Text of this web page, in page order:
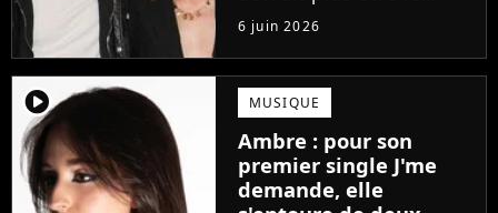
directeur de la Star
Academy lors de la
saison 2026. Et pour lui
succéder, c'est un
ancien gagnant de
l'émission de TF1 qui
sera aujourd'hui...
6 juin 2026
player2 MUSIQUE
Ambre : pour son
premier single J'me
demande, elle